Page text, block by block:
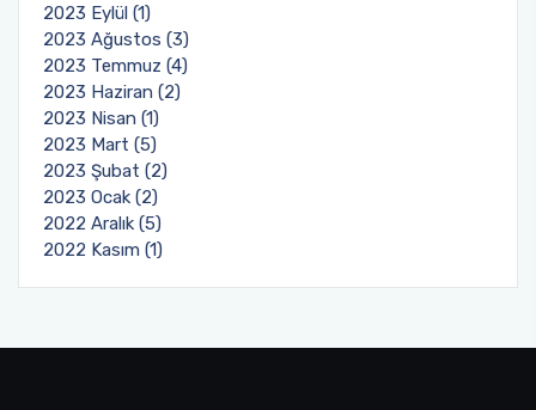
2023 Eylül (1)
2023 Ağustos (3)
2023 Temmuz (4)
2023 Haziran (2)
2023 Nisan (1)
2023 Mart (5)
2023 Şubat (2)
2023 Ocak (2)
2022 Aralık (5)
2022 Kasım (1)